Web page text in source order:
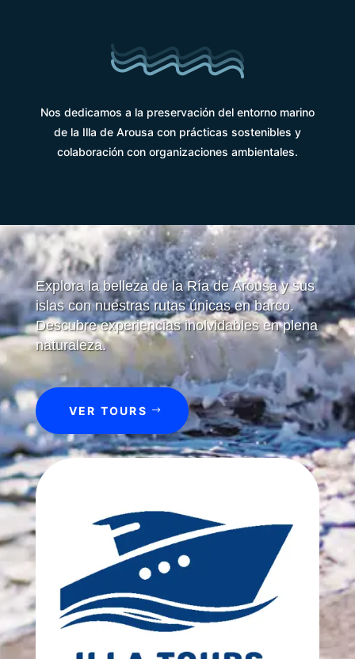
Nos dedicamos a la preservación del entorno marino
de la Illa de Arousa con prácticas sostenibles y
colaboración con organizaciones ambientales.
Explora la belleza de la Ría de Arousa y sus
islas con nuestras rutas únicas en barco.
Descubre experiencias inolvidables en plena
naturaleza.
VER TOURS